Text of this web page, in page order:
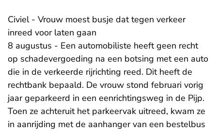
Civiel - Vrouw moest busje dat tegen verkeer
inreed voor laten gaan
8 augustus - Een automobiliste heeft geen recht
op schadevergoeding na een botsing met een auto
die in de verkeerde rijrichting reed. Dit heeft de
rechtbank bepaald. De vrouw stond februari vorig
jaar geparkeerd in een eenrichtingsweg in de Pijp.
Toen ze achteruit het parkeervak uitreed, kwam ze
in aanrijding met de aanhanger van een bestelbus